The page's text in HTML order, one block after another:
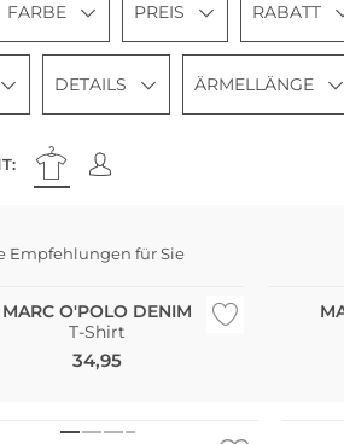
FARBE PREIS RABATT
DETAILS ÄRMELLÄNGE
Empfehlungen für Sie
MARC O'POLO DENIM
T-Shirt
34,95